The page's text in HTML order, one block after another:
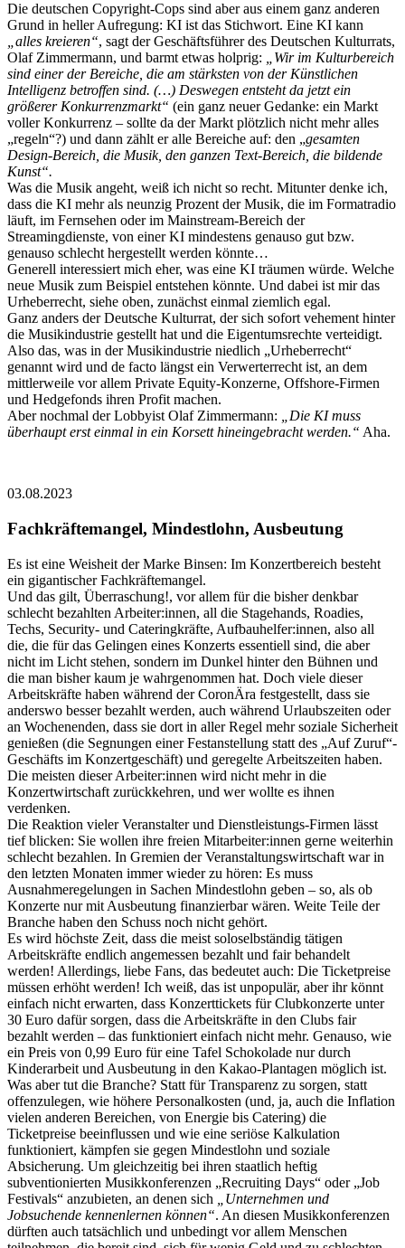
Die deutschen Copyright-Cops sind aber aus einem ganz anderen
Grund in heller Aufregung: KI ist das Stichwort. Eine KI kann
„alles kreieren“, sagt der Geschäftsführer des Deutschen Kulturrats,
Olaf Zimmermann, und barmt etwas holprig:
„Wir im Kulturbereich
sind einer der Bereiche, die am stärksten von der Künstlichen
Intelligenz betroffen sind. (…) Deswegen entsteht da jetzt ein
größerer Konkurrenzmarkt“ (ein ganz neuer Gedanke: ein Markt
voller Konkurrenz – sollte da der Markt plötzlich nicht mehr alles
„regeln“?) und dann zählt er alle Bereiche auf: den „gesamten
Design-Bereich, die Musik, den ganzen Text-Bereich, die bildende
Kunst“.
Was die Musik angeht, weiß ich nicht so recht. Mitunter denke ich,
dass die KI mehr als neunzig Prozent der Musik, die im Formatradio
läuft, im Fernsehen oder im Mainstream-Bereich der
Streamingdienste, von einer KI mindestens genauso gut bzw.
genauso schlecht hergestellt werden könnte…
Generell interessiert mich eher, was eine KI träumen würde. Welche
neue Musik zum Beispiel entstehen könnte. Und dabei ist mir das
Urheberrecht, siehe oben, zunächst einmal ziemlich egal.
Ganz anders der Deutsche Kulturrat, der sich sofort vehement hinter
die Musikindustrie gestellt hat und die Eigentumsrechte verteidigt.
Also das, was in der Musikindustrie niedlich „Urheberrecht“
genannt wird und de facto längst ein Verwerterrecht ist, an dem
mittlerweile vor allem Private Equity-Konzerne, Offshore-Firmen
und Hedgefonds ihren Profit machen.
Aber nochmal der Lobbyist Olaf Zimmermann:
„Die KI muss
überhaupt erst einmal in ein Korsett hineingebracht werden.“ Aha.
03.08.2023
Fachkräftemangel, Mindestlohn, Ausbeutung
Es ist eine Weisheit der Marke Binsen: Im Konzertbereich besteht
ein gigantischer Fachkräftemangel.
Und das gilt, Überraschung!, vor allem für die bisher denkbar
schlecht bezahlten Arbeiter:innen, all die Stagehands, Roadies,
Techs, Security- und Cateringkräfte, Aufbauhelfer:innen, also all
die, die für das Gelingen eines Konzerts essentiell sind, die aber
nicht im Licht stehen, sondern im Dunkel hinter den Bühnen und
die man bisher kaum je wahrgenommen hat. Doch viele dieser
Arbeitskräfte haben während der CoronÄra festgestellt, dass sie
anderswo besser bezahlt werden, auch während Urlaubszeiten oder
an Wochenenden, dass sie dort in aller Regel mehr soziale Sicherheit
genießen (die Segnungen einer Festanstellung statt des „Auf Zuruf“-
Geschäfts im Konzertgeschäft) und geregelte Arbeitszeiten haben.
Die meisten dieser Arbeiter:innen wird nicht mehr in die
Konzertwirtschaft zurückkehren, und wer wollte es ihnen
verdenken.
Die Reaktion vieler Veranstalter und Dienstleistungs-Firmen lässt
tief blicken: Sie wollen ihre freien Mitarbeiter:innen gerne weiterhin
schlecht bezahlen. In Gremien der Veranstaltungswirtschaft war in
den letzten Monaten immer wieder zu hören: Es muss
Ausnahmeregelungen in Sachen Mindestlohn geben – so, als ob
Konzerte nur mit Ausbeutung finanzierbar wären. Weite Teile der
Branche haben den Schuss noch nicht gehört.
Es wird höchste Zeit, dass die meist soloselbständig tätigen
Arbeitskräfte endlich angemessen bezahlt und fair behandelt
werden! Allerdings, liebe Fans, das bedeutet auch: Die Ticketpreise
müssen erhöht werden! Ich weiß, das ist unpopulär, aber ihr könnt
einfach nicht erwarten, dass Konzerttickets für Clubkonzerte unter
30 Euro dafür sorgen, dass die Arbeitskräfte in den Clubs fair
bezahlt werden – das funktioniert einfach nicht mehr. Genauso, wie
ein Preis von 0,99 Euro für eine Tafel Schokolade nur durch
Kinderarbeit und Ausbeutung in den Kakao-Plantagen möglich ist.
Was aber tut die Branche? Statt für Transparenz zu sorgen, statt
offenzulegen, wie höhere Personalkosten (und, ja, auch die Inflation
vielen anderen Bereichen, von Energie bis Catering) die
Ticketpreise beeinflussen und wie eine seriöse Kalkulation
funktioniert, kämpfen sie gegen Mindestlohn und soziale
Absicherung. Um gleichzeitig bei ihren staatlich heftig
subventionierten Musikkonferenzen „Recruiting Days“ oder „Job
Festivals“ anzubieten, an denen sich „Unternehmen und
Jobsuchende kennenlernen können“. An diesen Musikkonferenzen
dürften auch tatsächlich und unbedingt vor allem Menschen